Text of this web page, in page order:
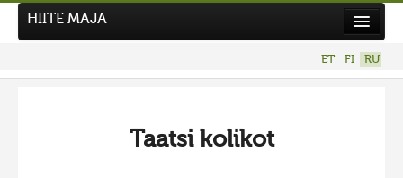
Hiite kuvavõistlus 2026
HIITE MAJA
ET FI RU
Taatsi kolikot